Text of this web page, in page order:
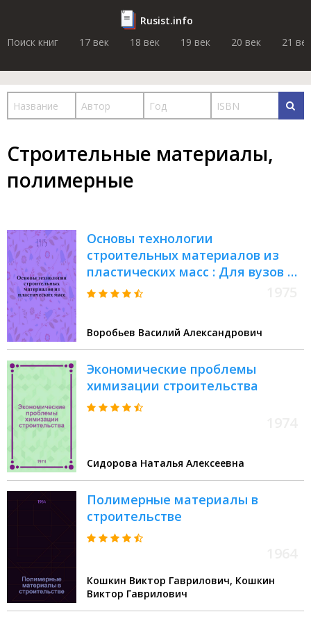
Rusist.info
Поиск книг
17 век 18 век 19 век 20 век 21 век
Строительные материалы,
полимерные
Основы технологии
строительных материалов из
пластических масс : Для вузов по
специальности "Производство
Воробьев Василий Александрович
Экономические проблемы
химизации строительства
Сидорова Наталья Алексеевна
Полимерные материалы в
строительстве
Кошкин Виктор Гаврилович, Кошкин
Виктор Гаврилович